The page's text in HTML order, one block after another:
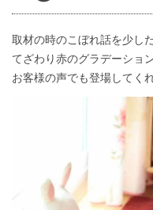
取材の時のこぼれ話を少し
てざわり赤のグラデーショ
お客様の声でも登場してく